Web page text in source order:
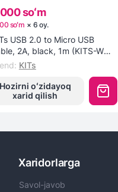
soʻm
soʻm × 6 oy.
USB 2.0 to Micro USB
2A, black, 1m (KITS-W-
kabeli
: KITs
Hozirni oʻzidayoq
xarid qilish
Xaridorlarga
Savol-javob